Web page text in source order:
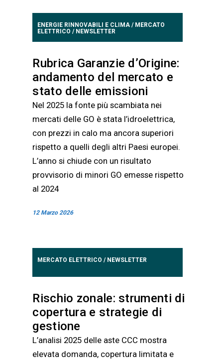
ENERGIE RINNOVABILI E CLIMA / MERCATO
ELETTRICO / NEWSLETTER
Rubrica Garanzie d’Origine:
andamento del mercato e
stato delle emissioni
Nel 2025 la fonte più scambiata nei
mercati delle GO è stata l’idroelettrica,
con prezzi in calo ma ancora superiori
rispetto a quelli degli altri Paesi europei.
L’anno si chiude con un risultato
provvisorio di minori GO emesse rispetto
al 2024
12 Marzo 2026
MERCATO ELETTRICO / NEWSLETTER
Rischio zonale: strumenti di
copertura e strategie di
gestione
L’analisi 2025 delle aste CCC mostra
elevata domanda, copertura limitata e